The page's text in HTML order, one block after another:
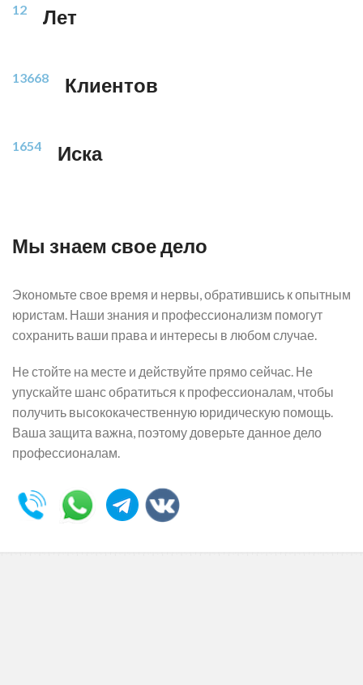
12 Лет
13668 Клиентов
1654 Иска
Мы знаем свое дело
Экономьте свое время и нервы, обратившись к опытным
юристам. Наши знания и профессионализм помогут
сохранить ваши права и интересы в любом случае.
Не стойте на месте и действуйте прямо сейчас. Не
упускайте шанс обратиться к профессионалам, чтобы
получить высококачественную юридическую помощь.
Ваша защита важна, поэтому доверьте данное дело
профессионалам.